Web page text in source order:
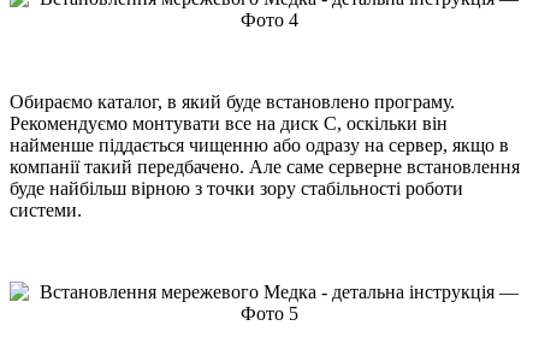
Обираємо каталог, в який буде встановлено програму.
Рекомендуємо монтувати все на диск С, оскільки він
найменше піддається чищенню або одразу на сервер, якщо в
компанії такий передбачено. Але саме серверне встановлення
буде найбільш вірною з точки зору стабільності роботи
системи.